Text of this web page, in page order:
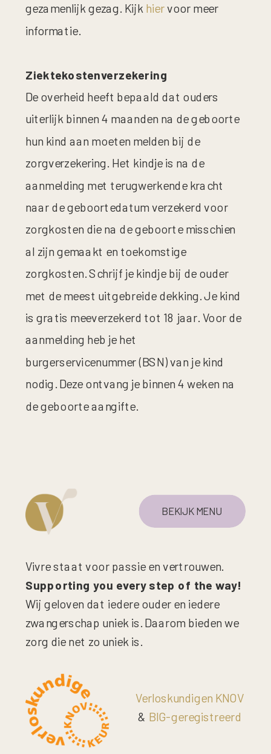
gezamenlijk gezag. Kijk hiervoor meer
informatie.
Ziektekostenverzekering
De overheid heeft bepaald dat ouders
uiterlijk binnen 4 maanden na de geboorte
hun kind aan moeten melden bij de
zorgverzekering. Het kindje is na de
aanmelding met terugwerkende kracht
naar de geboortedatum verzekerd voor
zorgkosten die na de geboorte misschien
al zijn gemaakt en toekomstige
zorgkosten. Schrijf je kindje bij de ouder
met de meest uitgebreide dekking. Je kind
is gratis meeverzekerd tot 18 jaar. Voor de
aanmelding heb je het
burgerservicenummer (BSN) van je kind
nodig. Deze ontvang je binnen 4 weken na
de geboorte aangifte.
BEKIJK MENU
Vivre staat voor passie en vertrouwen.
Supporting you every step of the way!
Wij geloven dat iedere ouder en iedere
zwangerschap uniek is. Daarom bieden we
zorg die net zo uniek is.
Verloskundigen KNOV
& BIG-geregistreerd